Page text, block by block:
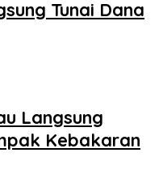
Tunai Dana
Langsung
Kebakaran